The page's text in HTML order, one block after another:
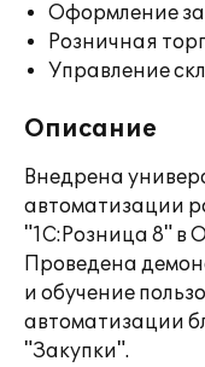
Оформление
Розничная
Управление
Описание
Внедрена
автоматизации
"1С:Розница 8"
Проведена
и обучение
автоматизации
"Закупки".